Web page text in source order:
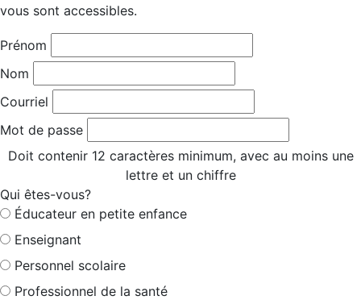
vous sont accessibles.
Prénom
Nom
Courriel
Mot de passe
Doit contenir 12 caractères minimum, avec au moins une
lettre et un chiffre
Qui êtes-vous?
Éducateur en petite enfance
Enseignant
Personnel scolaire
Professionnel de la santé